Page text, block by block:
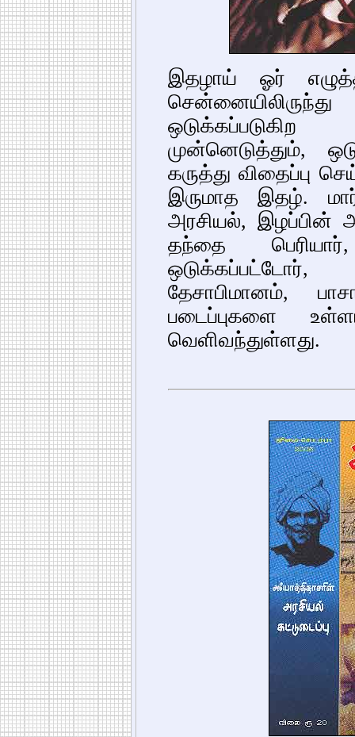
இதழாய் ஓர்
முன்னெடுத்தும்,
கருத்து விதைப்பு
இருமாத இதழ்.
அரசியல், இழப்பின்
தந்தை
ஒடுக்கப்பட்டோர்,
தேசாபிமானம்,
படைப்புகளை
வெளிவந்துள்ளது.